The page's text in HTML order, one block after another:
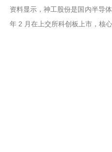
资料显示，神工股份是国内半导
年 2 月在上交所科创板上市，核